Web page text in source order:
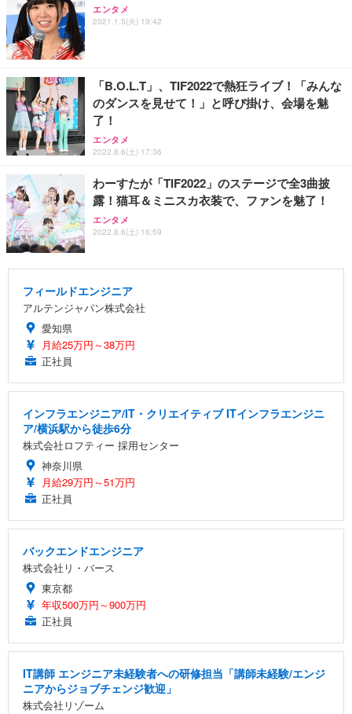
エンタメ
2021.1.5(火) 19:42
「B.O.L.T」、TIF2022で熱狂ライブ！「みんな
のダンスを見せて！」と呼び掛け、会場を魅
了！
エンタメ
2022.8.6(土) 17:36
わーすたが「TIF2022」のステージで全3曲披
露！猫耳＆ミニスカ衣装で、ファンを魅了！
エンタメ
2022.8.6(土) 16:59
フィールドエンジニア
アルテンジャパン株式会社
愛知県
月給25万円～38万円
正社員
インフラエンジニア/IT・クリエイティブ ITインフラエンジニ
ア/横浜駅から徒歩6分
株式会社ロフティー 採用センター
神奈川県
月給29万円～51万円
正社員
バックエンドエンジニア
株式会社リ・バース
東京都
年収500万円～900万円
正社員
IT講師 エンジニア未経験者への研修担当「講師未経験/エンジ
ニアからジョブチェンジ歓迎」
株式会社リゾーム